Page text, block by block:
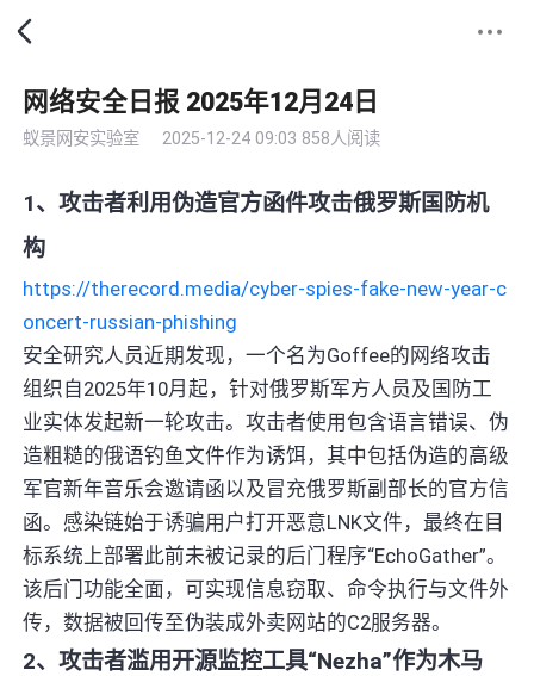
网络安全日报 2025年12月24日
蚁景网安实验室 2025-12-24 09:03 858人阅读
1、攻击者利用伪造官方函件攻击俄罗斯国防机
构
https://therecord.media/cyber-spies-fake-new-year-c
oncert-russian-phishing
安全研究人员近期发现，一个名为Goffee的网络攻击
组织自2025年10月起，针对俄罗斯军方人员及国防工
业实体发起新一轮攻击。攻击者使用包含语言错误、伪
造粗糙的俄语钓鱼文件作为诱饵，其中包括伪造的高级
军官新年音乐会邀请函以及冒充俄罗斯副部长的官方信
函。感染链始于诱骗用户打开恶意LNK文件，最终在目
标系统上部署此前未被记录的后门程序“EchoGather”。
该后门功能全面，可实现信息窃取、命令执行与文件外
传，数据被回传至伪装成外卖网站的C2服务器。
2、攻击者滥用开源监控工具“Nezha”作为木马